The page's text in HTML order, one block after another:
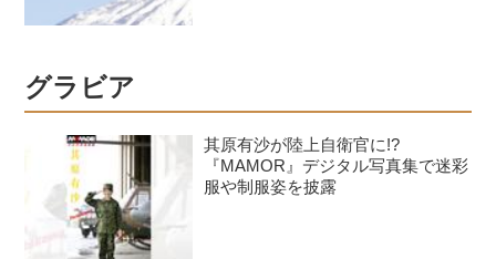
グラビア
其原有沙が陸上自衛官に!?
『MAMOR』デジタル写真集で迷彩
服や制服姿を披露